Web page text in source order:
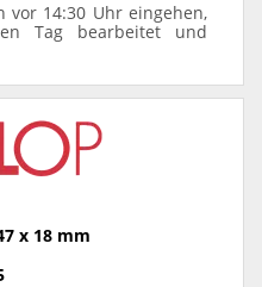
vor 14:30 Uhr eingehen,
Tag bearbeitet und
x 18 mm